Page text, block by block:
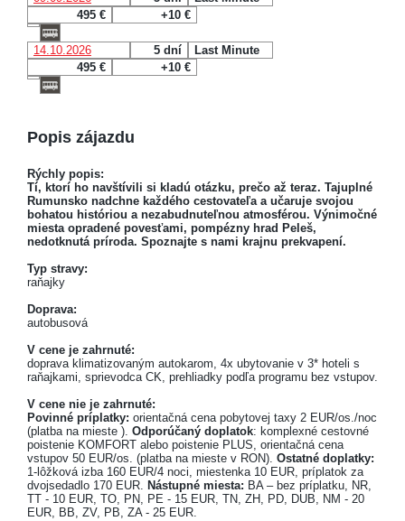
495 €
+10 €
14.10.2026 5 dní
Last Minute
495 €
+10 €
Popis zájazdu
Rýchly popis:
Tí, ktorí ho navštívili si kladú otázku, prečo až teraz. Tajuplné
Rumunsko nadchne každého cestovateľa a učaruje svojou
bohatou históriou a nezabudnuteľnou atmosférou. Výnimočné
miesta opradené povesťami, pompézny hrad Peleš,
nedotknutá príroda. Spoznajte s nami krajnu prekvapení.
Typ stravy:
raňajky
Doprava:
autobusová
V cene je zahrnuté:
doprava klimatizovaným autokarom, 4x ubytovanie v 3* hoteli s
raňajkami, sprievodca CK, prehliadky podľa programu bez vstupov.
V cene nie je zahrnuté:
Povinné príplatky: orientačná cena pobytovej taxy 2 EUR/os./noc
(platba na mieste ). Odporúčaný doplatok: komplexné cestovné
poistenie KOMFORT alebo poistenie PLUS, orientačná cena
vstupov 50 EUR/os. (platba na mieste v RON). Ostatné doplatky:
1-lôžková izba 160 EUR/4 noci, miestenka 10 EUR, príplatok za
dvojsedadlo 170 EUR. Nástupné miesta: BA – bez príplatku, NR,
TT - 10 EUR, TO, PN, PE - 15 EUR, TN, ZH, PD, DUB, NM - 20
EUR, BB, ZV, PB, ZA - 25 EUR.